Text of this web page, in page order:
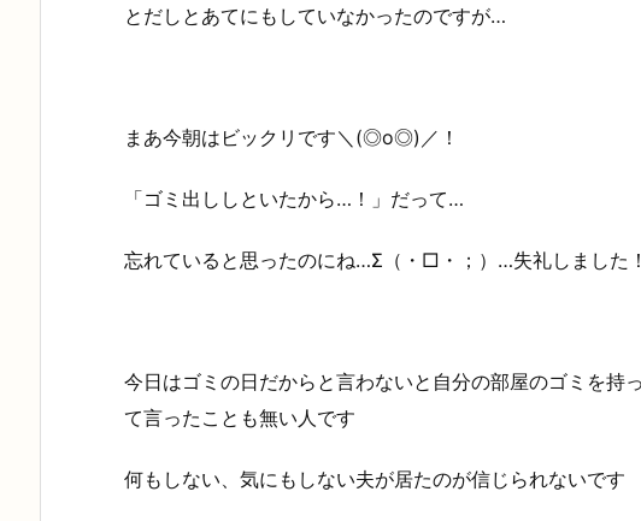
とだしとあてにもしていなかったのですが…
まあ今朝はビックリです＼(◎o◎)／！
「ゴミ出ししといたから…！」だって…
忘れていると思ったのにね…Σ（・□・；）…失礼しました
今日はゴミの日だからと言わないと自分の部屋のゴミを持
て言ったことも無い人です
何もしない、気にもしない夫が居たのが信じられないです